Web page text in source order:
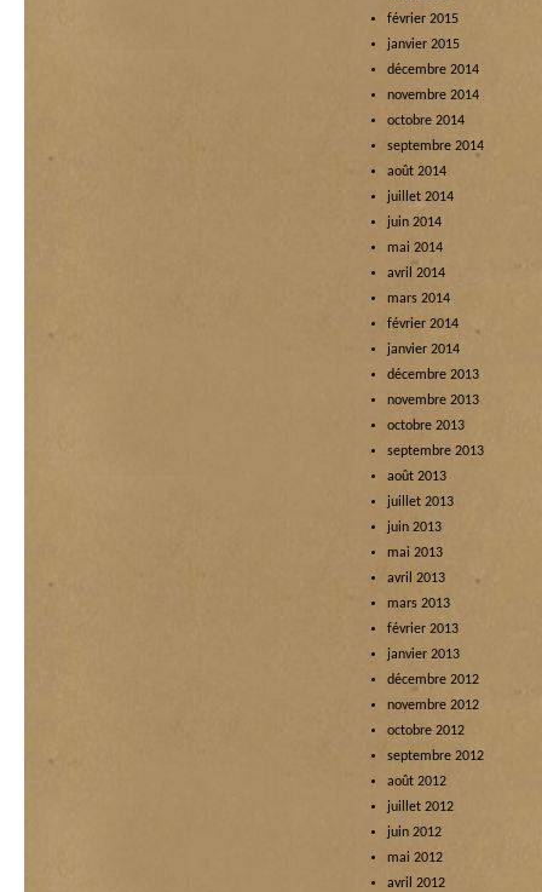
février 2015
janvier 2015
décembre 2014
novembre 2014
octobre 2014
septembre 2014
août 2014
juillet 2014
juin 2014
mai 2014
avril 2014
mars 2014
février 2014
janvier 2014
décembre 2013
novembre 2013
octobre 2013
septembre 2013
août 2013
juillet 2013
juin 2013
mai 2013
avril 2013
mars 2013
février 2013
janvier 2013
décembre 2012
novembre 2012
octobre 2012
septembre 2012
août 2012
juillet 2012
juin 2012
mai 2012
avril 2012